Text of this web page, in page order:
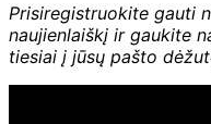
Prisiregistruokite gauti
naujienlaiškį ir gaukite
tiesiai į jūsų pašto